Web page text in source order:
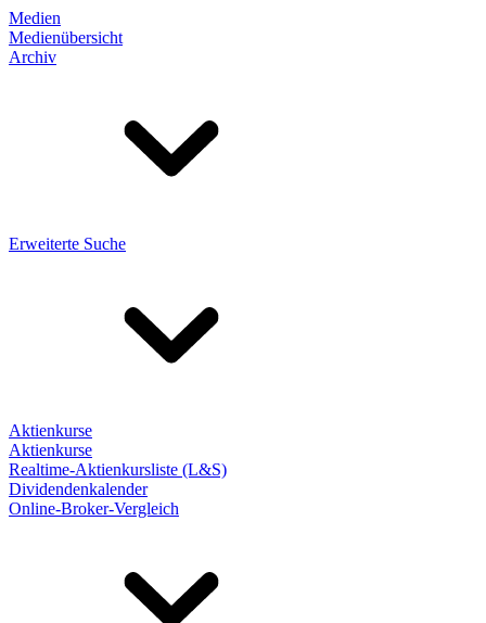
Medien
Medienübersicht
Archiv
Erweiterte Suche
Aktienkurse
Aktienkurse
Realtime-Aktienkursliste (L&S)
Dividendenkalender
Online-Broker-Vergleich